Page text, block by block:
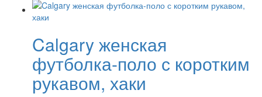
Calgary женская
футболка-поло с коротким
рукавом, хаки